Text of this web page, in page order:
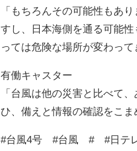
「もちろんその可能性もあ
すし、日本海側を通る可能
っては危険な場所が変わっ
有働キャスター
「台風は他の災害と比べて
ひ、備えと情報の確認をこま
#台風4号 #台風 # #日テ